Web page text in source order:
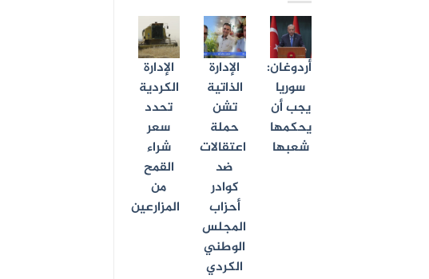
أردوغان:
سوريا
يجب أن
يحكمها
شعبها
الإدارة
الذاتية
تشن
حملة
اعتقالات
ضد
كوادر
أحزاب
المجلس
الوطني
الكردي
الإدارة
الكردية
تحدد
سعر
شراء
القمح
من
المزارعين